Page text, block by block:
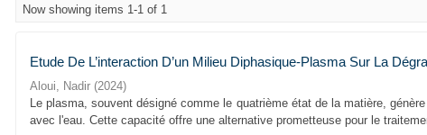
Now showing items 1-1 of 1
Etude De L’interaction D’un Milieu Diphasique-Plasma Sur La
Aloui, Nadir (2024)
Le plasma, souvent désigné comme le quatrième état de la matière,
avec l'eau. Cette capacité offre une alternative prometteuse pour le